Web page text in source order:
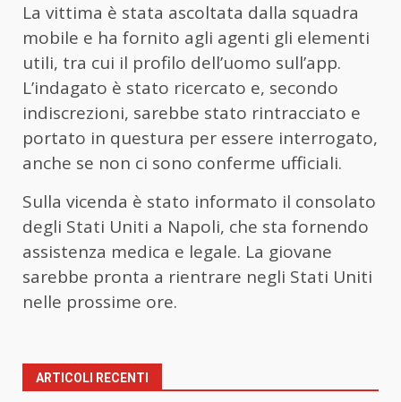
La vittima è stata ascoltata dalla squadra
mobile e ha fornito agli agenti gli elementi
utili, tra cui il profilo dell’uomo sull’app.
L’indagato è stato ricercato e, secondo
indiscrezioni, sarebbe stato rintracciato e
portato in questura per essere interrogato,
anche se non ci sono conferme ufficiali.
Sulla vicenda è stato informato il consolato
degli Stati Uniti a Napoli, che sta fornendo
assistenza medica e legale. La giovane
sarebbe pronta a rientrare negli Stati Uniti
nelle prossime ore.
ARTICOLI RECENTI